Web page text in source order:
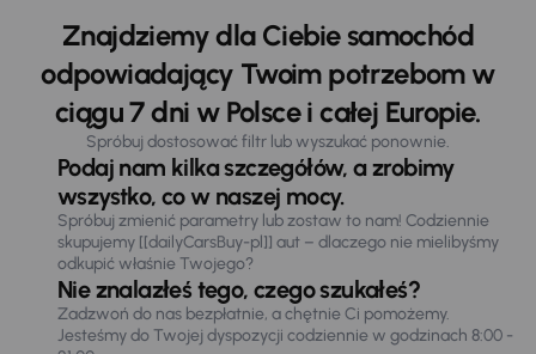
Znajdziemy dla Ciebie samochód
odpowiadający Twoim potrzebom w
ciągu 7 dni w Polsce i całej Europie.
Spróbuj dostosować filtr lub wyszukać ponownie.
Podaj nam kilka szczegółów, a zrobimy
wszystko, co w naszej mocy.
Spróbuj zmienić parametry lub zostaw to nam! Codziennie
skupujemy [[dailyCarsBuy-pl]] aut – dlaczego nie mielibyśmy
odkupić właśnie Twojego?
Nie znalazłeś tego, czego szukałeś?
Zadzwoń do nas bezpłatnie, a chętnie Ci pomożemy.
Jesteśmy do Twojej dyspozycji codziennie w godzinach 8:00 -